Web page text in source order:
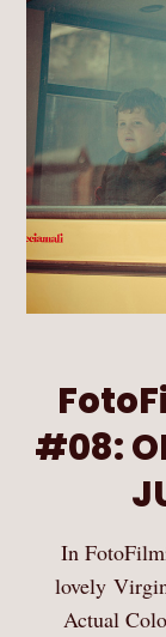
#08:
In
lovely
Actual